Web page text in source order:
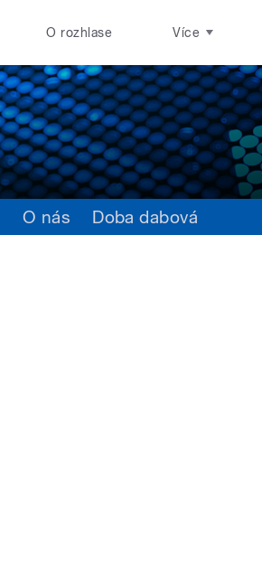
O rozhlase Více
O nás Doba dabová